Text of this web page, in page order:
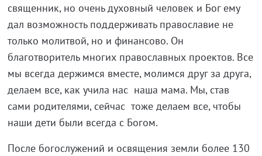
священник, но очень духовный человек и Бог ему
дал возможность поддерживать православие не
только молитвой, но и финансово. Он
благотворитель многих православных проектов. Все
мы всегда держимся вместе, молимся друг за друга,
делаем все, как учила нас наша мама. Мы, став
сами родителями, сейчас тоже делаем все, чтобы
наши дети были всегда с Богом.
После богослужений и освящения земли более 130